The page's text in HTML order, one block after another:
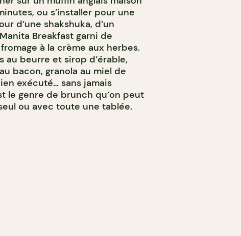
ou s’installer pour une
d’une shakshuka, d’un
Breakfast garni de
à la crème aux herbes.
au beurre et sirop d’érable,
bacon, granola au miel de
exécuté… sans jamais
le genre de brunch qu’on peut
ou avec toute une tablée.